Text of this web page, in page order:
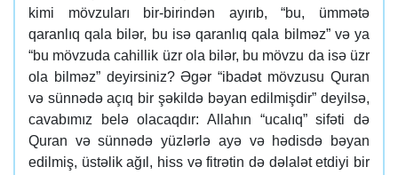
kimi mövzuları bir-birindən ayırıb, “bu, ümmətə
qaranlıq qala bilər, bu isə qaranlıq qala bilməz” və ya
“bu mövzuda cahillik üzr ola bilər, bu mövzu da isə üzr
ola bilməz” deyirsiniz? Əgər “ibadət mövzusu Quran
və sünnədə açıq bir şəkildə bəyan edilmişdir” deyilsə,
cavabımız belə olacaqdır: Allahın “ucalıq” sifəti də
Quran və sünnədə yüzlərlə ayə və hədisdə bəyan
edilmiş, üstəlik ağıl, hiss və fitrətin də dəlalət etdiyi bir